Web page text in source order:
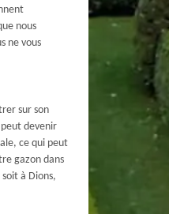
nous
ne vous
sur son
devenir
ce qui peut
gazon dans
à Dions,